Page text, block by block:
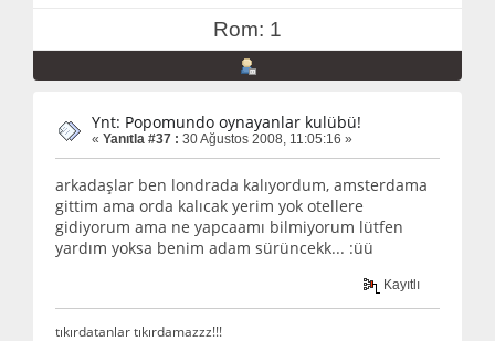
Rom: 1
Ynt: Popomundo oynayanlar kulübü!
« Yanıtla #37 : 30 Ağustos 2008, 11:05:16 »
arkadaşlar ben londrada kalıyordum, amsterdama
gittim ama orda kalıcak yerim yok otellere
gidiyorum ama ne yapcaamı bilmiyorum lütfen
yardım yoksa benim adam sürüncekk... :üü
Kayıtlı
tıkırdatanlar tıkırdamazzz!!!